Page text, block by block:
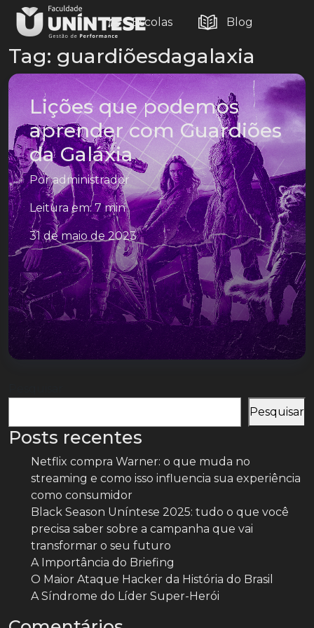
Escolas Blog
Tag: guardiõesdagalaxia
Lições que podemos
aprender com Guardiões
da Galáxia
Poradministrador
Leitura em: 7 min
31 de maio de 2023
Pesquisar
Posts recentes
Netflix compra Warner: o que muda no
streaming e como isso influencia sua experiência
como consumidor
Black Season Uníntese 2025: tudo o que você
precisa saber sobre a campanha que vai
transformar o seu futuro
A Importância do Briefing
O Maior Ataque Hacker da História do Brasil
A Síndrome do Líder Super-Herói